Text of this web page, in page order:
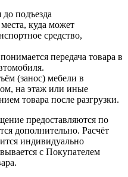
до подъезда
куда может
средство,
передача товара в
(занос) мебели в
на этаж или иные
товара после разгрузки.
предоставляются по
дополнительно. Расчёт
индивидуально
с Покупателем